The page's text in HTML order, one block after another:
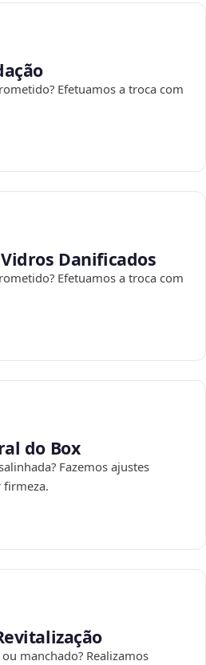
Efetuamos a troca com
Danificados
Efetuamos a troca com
do Box
Fazemos ajustes
manchado? Realizamos